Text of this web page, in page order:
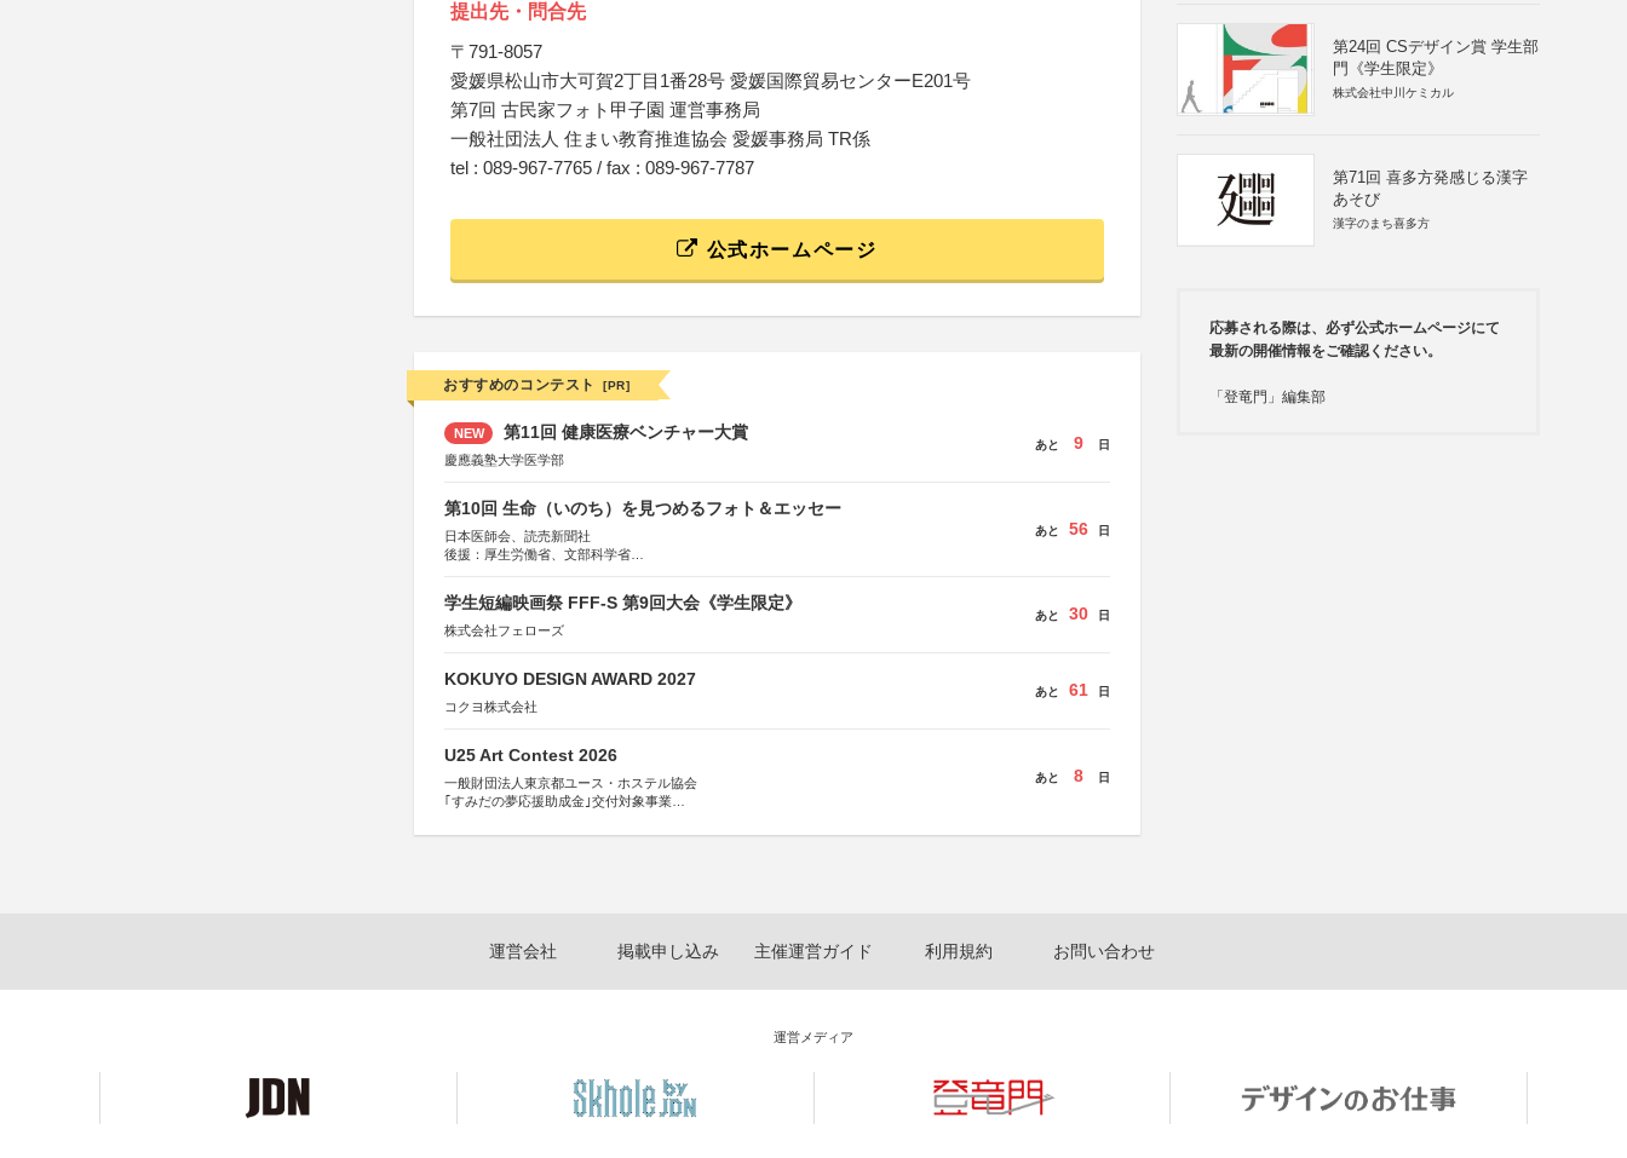
提出先・問合先
〒791-8057
愛媛県松山市大可賀2丁目1番28号 愛媛国際貿易センターE201号
第7回 古民家フォト甲子園 運営事務局
一般社団法人 住まい教育推進協会 愛媛事務局 TR係
tel : 089-967-7765 / fax : 089-967-7787
公式ホームページ
おすすめのコンテスト [PR]
NEW 第11回 健康医療ベンチャー大賞
慶應義塾大学医学部
あと 9 日
第10回 生命（いのち）を見つめるフォト＆エッセー
日本医師会、読売新聞社
後援：厚生労働省、文部科学省
あと 56 日
学生短編映画祭 FFF-S 第9回大会《学生限定》
株式会社フェローズ
あと 30 日
KOKUYO DESIGN AWARD 2027
コクヨ株式会社
あと 61 日
U25 Art Contest 2026
一般財団法人東京都ユース・ホステル協会
｢すみだの夢応援助成金｣交付対象事業
あと 8 日
第24回 CSデザイン賞 学生部
門《学生限定》
株式会社中川ケミカル
第71回 喜多方発感じる漢字
あそび
漢字のまち喜多方
応募される際は、必ず公式ホームページにて
最新の開催情報をご確認ください。
「登竜門」編集部
運営会社 掲載申し込み 主催運営ガイド 利用規約 お問い合わせ
運営メディア